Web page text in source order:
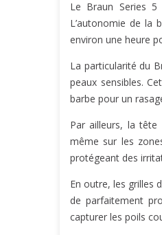
Le Braun Series 5
L’autonomie de la
environ une heure
La particularité du
peaux sensibles.
barbe pour un
Par ailleurs, la tête
même sur les
protégeant des
En outre, les grilles
de parfaitement
capturer les poils